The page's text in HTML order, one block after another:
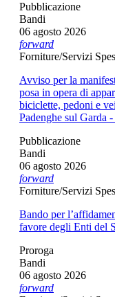
Pubblicazione
Bandi
06 agosto 2026
forward
Forniture/Servizi
Avviso per la
posa in opera di
biciclette, pedoni e
Padenghe sul Garda
Pubblicazione
Bandi
06 agosto 2026
forward
Forniture/Servizi
Bando per
favore degli Enti del
Proroga
Bandi
06 agosto 2026
forward